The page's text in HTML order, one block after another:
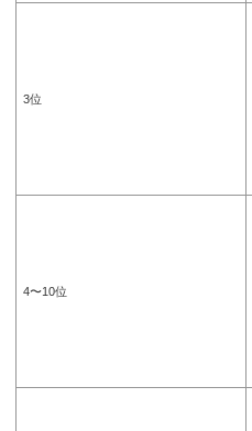
3位
4〜10位